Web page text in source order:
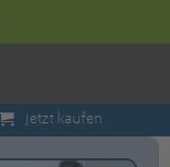
Jetzt kaufen